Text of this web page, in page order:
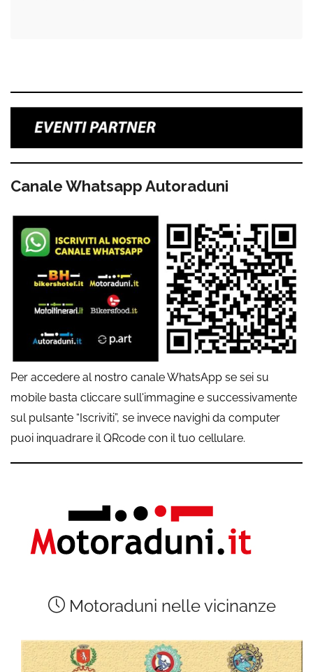
Canale Whatsapp Autoraduni
Per accedere al nostro canale WhatsApp se sei su
mobile basta cliccare sull'immagine e successivamente
sul pulsante “Iscriviti”, se invece navighi da computer
puoi inquadrare il QRcode con il tuo cellulare.
Motoraduni nelle vicinanze